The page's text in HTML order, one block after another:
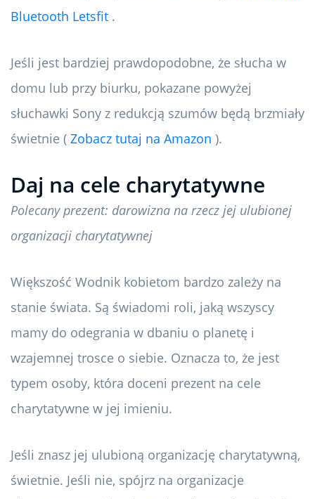
Bluetooth Letsfit .
Jeśli jest bardziej prawdopodobne, że słucha w
domu lub przy biurku, pokazane powyżej
słuchawki Sony z redukcją szumów będą brzmiały
świetnie ( Zobacz tutaj na Amazon ).
Daj na cele charytatywne
Polecany prezent: darowizna na rzecz jej ulubionej
organizacji charytatywnej
Większość Wodnik kobietom bardzo zależy na
stanie świata. Są świadomi roli, jaką wszyscy
mamy do odegrania w dbaniu o planetę i
wzajemnej trosce o siebie. Oznacza to, że jest
typem osoby, która doceni prezent na cele
charytatywne w jej imieniu.
Jeśli znasz jej ulubioną organizację charytatywną,
świetnie. Jeśli nie, spójrz na organizacje